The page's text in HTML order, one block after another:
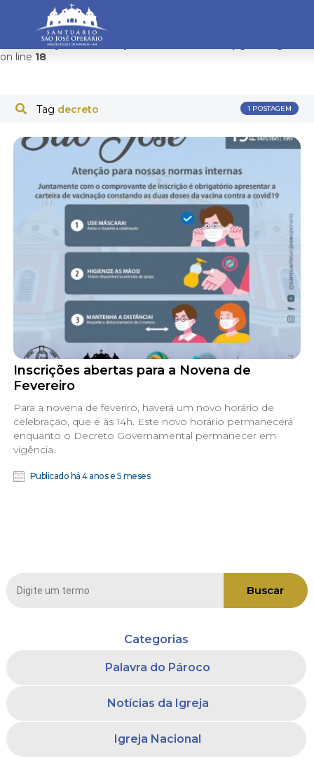
: mysqli_connect(): Headers and client library minor
version mismatch. Headers:101113 Library:100505 in
/home/saojosemanaus/public_html/restrito/pg/
on line 18
Tag decreto 1 POSTAGEM
Inscrições abertas para a Novena de
Fevereiro
Para a novena de feveriro, haverá um novo horário de
celebração, que é às 14h. Este novo horário permanecerá
enquanto o Decreto Governamental permanecer em
vigência.
Publicado há 4 anos e 5 meses
Categorias
Palavra do Pároco
Notícias da Igreja
Igreja Nacional